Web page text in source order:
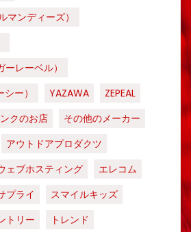
ンディーズ）
ーレーベル）
ー）
YAZAWA
ZEPEAL
クのお店
その他のメーカー
アウトドアプロダクツ
ェブホスティング
エレコム
プライ
スマイルキッズ
トリー
トレンド